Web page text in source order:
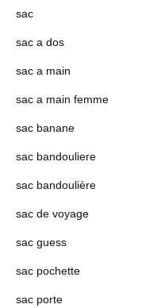
sac
sac a dos
sac a main
sac a main femme
sac banane
sac bandouliere
sac bandoulière
sac de voyage
sac guess
sac pochette
sac porte